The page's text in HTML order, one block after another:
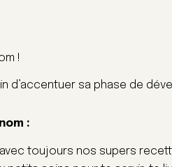
!
d’accentuer sa phase de
:
toujours nos supers